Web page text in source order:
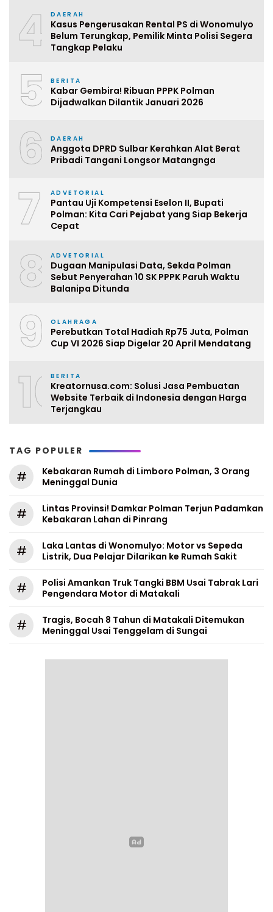
4 DAERAH
Kasus Pengerusakan Rental PS di Wonomulyo
Belum Terungkap, Pemilik Minta Polisi Segera
Tangkap Pelaku
5 BERITA
Kabar Gembira! Ribuan PPPK Polman
Dijadwalkan Dilantik Januari 2026
6 DAERAH
Anggota DPRD Sulbar Kerahkan Alat Berat
Pribadi Tangani Longsor Matangnga
7 ADVETORIAL
Pantau Uji Kompetensi Eselon II, Bupati
Polman: Kita Cari Pejabat yang Siap Bekerja
Cepat
8 ADVETORIAL
Dugaan Manipulasi Data, Sekda Polman
Sebut Penyerahan 10 SK PPPK Paruh Waktu
Balanipa Ditunda
9 OLAHRAGA
Perebutkan Total Hadiah Rp75 Juta, Polman
Cup VI 2026 Siap Digelar 20 April Mendatang
10BERITA
Kreatornusa.com: Solusi Jasa Pembuatan
Website Terbaik di Indonesia dengan Harga
Terjangkau
TAG POPULER
#
Kebakaran Rumah di Limboro Polman, 3 Orang
Meninggal Dunia
#
Lintas Provinsi! Damkar Polman Terjun Padamkan
Kebakaran Lahan di Pinrang
#
Laka Lantas di Wonomulyo: Motor vs Sepeda
Listrik, Dua Pelajar Dilarikan ke Rumah Sakit
#
Polisi Amankan Truk Tangki BBM Usai Tabrak Lari
Pengendara Motor di Matakali
#
Tragis, Bocah 8 Tahun di Matakali Ditemukan
Meninggal Usai Tenggelam di Sungai